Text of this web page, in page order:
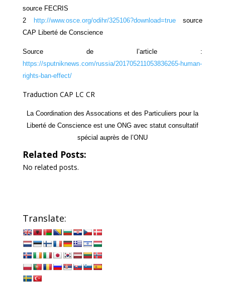
source FECRIS
2
http://www.osce.org/odihr/325106?download=truesource
CAP Liberté de Conscience
Source de l’article :
https://sputniknews.com/russia/201705211053836265-human-
rights-ban-effect/
Traduction CAP LC CR
La Coordination des Assocations et des Particuliers pour la
Liberté de Conscience est une ONG avec statut consultatif
spécial auprès de l’ONU
Related Posts:
No related posts.
Translate: